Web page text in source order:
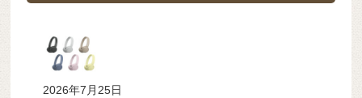
2026年7月25日